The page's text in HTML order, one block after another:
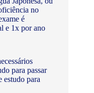
no
é
e 1x por ano
para passar
estudo para